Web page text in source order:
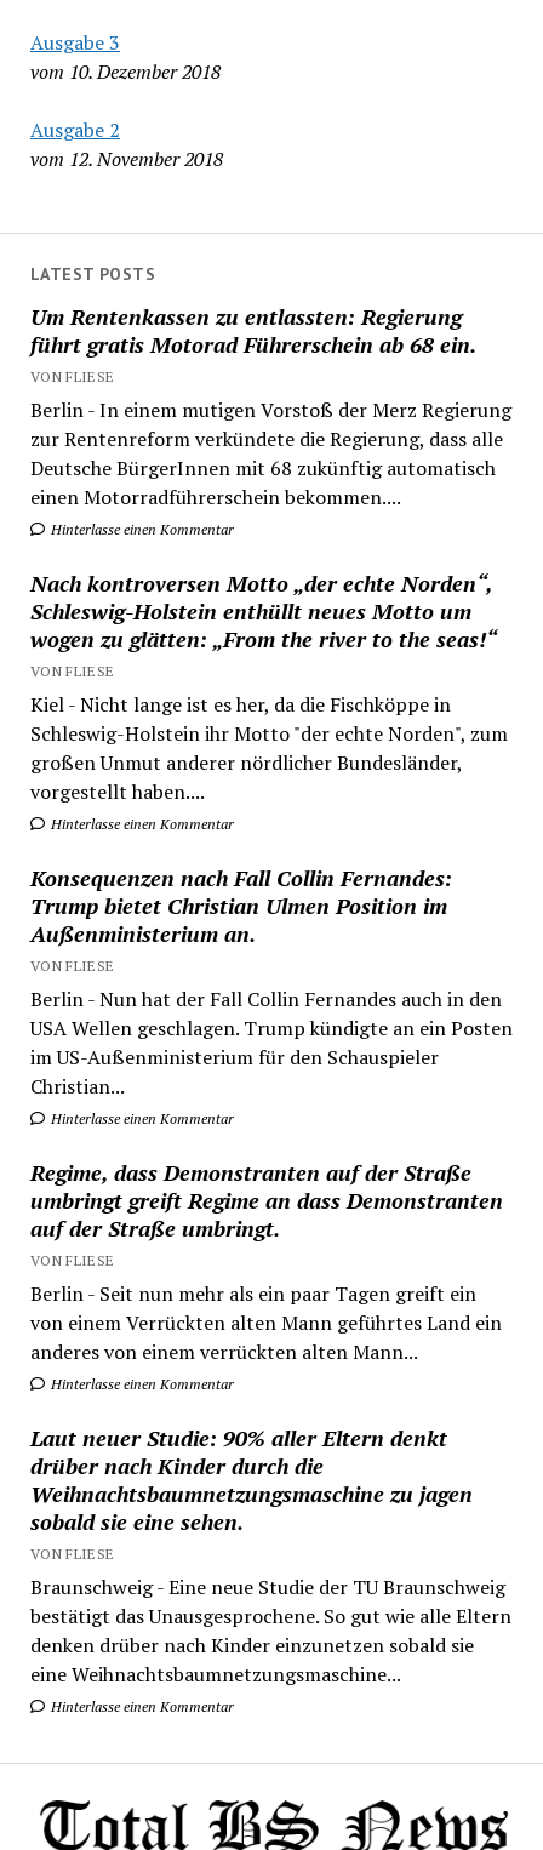
Ausgabe 3
vom 10. Dezember 2018
Ausgabe 2
vom 12. November 2018
LATEST POSTS
Um Rentenkassen zu entlassten: Regierung
führt gratis Motorad Führerschein ab 68 ein.
VON FLIESE
Berlin - In einem mutigen Vorstoß der Merz Regierung
zur Rentenreform verkündete die Regierung, dass alle
Deutsche BürgerInnen mit 68 zukünftig automatisch
einen Motorradführerschein bekommen....
Hinterlasse einen Kommentar
Nach kontroversen Motto „der echte Norden“,
Schleswig-Holstein enthüllt neues Motto um
wogen zu glätten: „From the river to the seas!“
VON FLIESE
Kiel - Nicht lange ist es her, da die Fischköppe in
Schleswig-Holstein ihr Motto "der echte Norden", zum
großen Unmut anderer nördlicher Bundesländer,
vorgestellt haben....
Hinterlasse einen Kommentar
Konsequenzen nach Fall Collin Fernandes:
Trump bietet Christian Ulmen Position im
Außenministerium an.
VON FLIESE
Berlin - Nun hat der Fall Collin Fernandes auch in den
USA Wellen geschlagen. Trump kündigte an ein Posten
im US-Außenministerium für den Schauspieler
Christian...
Hinterlasse einen Kommentar
Regime, dass Demonstranten auf der Straße
umbringt greift Regime an dass Demonstranten
auf der Straße umbringt.
VON FLIESE
Berlin - Seit nun mehr als ein paar Tagen greift ein
von einem Verrückten alten Mann geführtes Land ein
anderes von einem verrückten alten Mann...
Hinterlasse einen Kommentar
Laut neuer Studie: 90% aller Eltern denkt
drüber nach Kinder durch die
Weihnachtsbaumnetzungsmaschine zu jagen
sobald sie eine sehen.
VON FLIESE
Braunschweig - Eine neue Studie der TU Braunschweig
bestätigt das Unausgesprochene. So gut wie alle Eltern
denken drüber nach Kinder einzunetzen sobald sie
eine Weihnachtsbaumnetzungsmaschine...
Hinterlasse einen Kommentar